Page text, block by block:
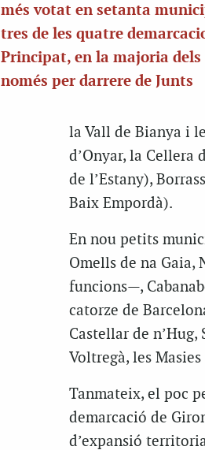
més votat en setanta
tres de les quatre
Principat, en la majoria dels
només per darrere de Junts
la Vall de Bianya i
d’Onyar, la Cellera
de l’Estany),
Baix Empordà).
En nou petits
Omells de na Gaia,
funcions—,
catorze de
Castellar de
Voltregà, les
Tanmateix, el poc
demarcació de
d’expansió